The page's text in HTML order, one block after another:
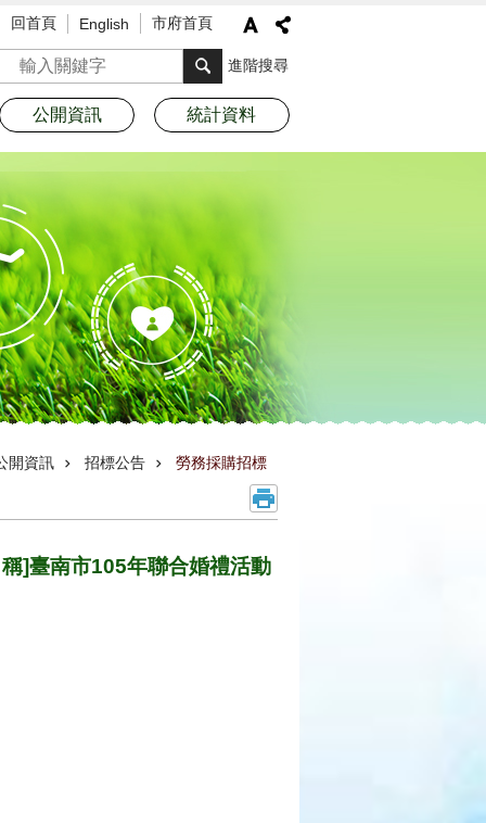
回首頁 English 市府首頁
搜尋 進階搜尋
公開資訊 統計資料
開資訊 招標公告 勞務採購招標
]臺南市105年聯合婚禮活動